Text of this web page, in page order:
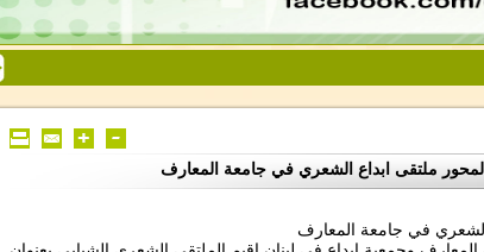
ملتقى ابداع الشعري في جامعة المعارف
في جامعة المعارف